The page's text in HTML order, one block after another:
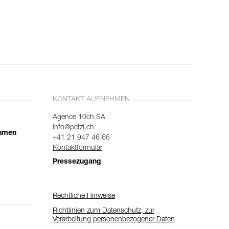
KONTAKT AUFNEHMEN
Agence 10ch SA
info@petzl.ch
+41 21 947 46 66
Kontaktformular
Pressezugang
Rechtliche Hinweise
Richtlinien zum Datenschutz, zur
Verarbeitung personenbezogener Daten